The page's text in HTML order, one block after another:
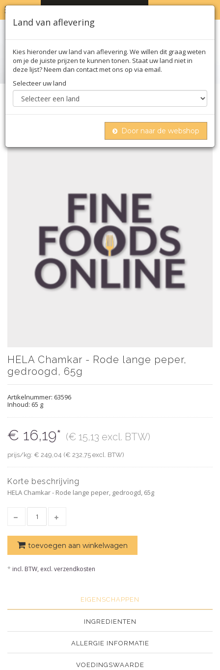
Home Kruiden
Hela chamkar - rode lange peper, gedroogd, 65g
HELA Chamkar - Rode lange peper,
gedroogd, 65g
Artikelnummer: 63596
Inhoud: 65 g
€ 16,19* (€ 15,13 excl. BTW)
prijs/kg: € 249,04 (€ 232,75 excl. BTW)
Korte beschrijving
HELA Chamkar - Rode lange peper, gedroogd, 65g
toevoegen aan winkelwagen
* incl. BTW, excl. verzendkosten
EIGENSCHAPPEN
INGREDIENTEN
ALLERGIE INFORMATIE
VOEDINGSWAARDE
Land van aflevering
Kies hieronder uw land van aflevering. We willen dit graag weten
om je de juiste prijzen te kunnen tonen. Staat uw land niet in
deze lijst? Neem dan contact met ons op via email.
Selecteer uw land
Door naar de webshop